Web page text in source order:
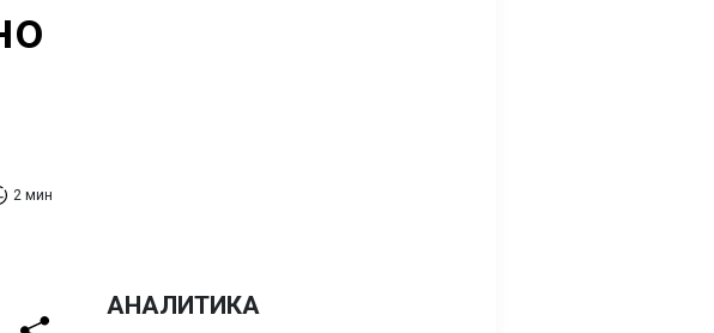
2 мин
АНАЛИТИКА